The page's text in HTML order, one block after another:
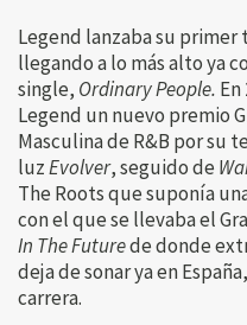
Legend lanzaba su primer
llegando a lo más alto ya
single, Ordinary People. En
Legend un nuevo premio
Masculina de R&B por su
luzEvolver, seguido de
The Roots que suponía
con el que se llevaba el
In The Futurede donde
deja de sonar ya en
carrera.